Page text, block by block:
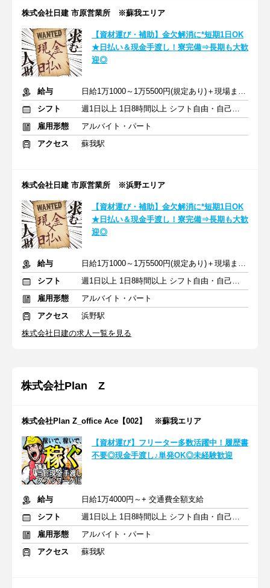
株式会社日建 市原営業所 ※蘇我エリア
【資材運び・補助】金欠解消に*短期1日OK
★日払い＆現金手渡し！寮完備⇒長期も大歓
迎◎
給与
日給1万1000～1万5500円(規定あり)＋現場までの交通費全額支給
シフト
週1日以上 1日8時間以上 シフト自由・自己申告
雇用形態
アルバイト・パート
アクセス
蘇我駅
株式会社日建 市原営業所 ※浜野エリア
【資材運び・補助】金欠解消に*短期1日OK
★日払い＆現金手渡し！寮完備⇒長期も大歓
迎◎
給与
日給1万1000～1万5500円(規定あり)＋現場までの交通費全額支給
シフト
週1日以上 1日8時間以上 シフト自由・自己申告
雇用形態
アルバイト・パート
アクセス
浜野駅
株式会社日建の求人一覧を見る
株式会社Plan Z
株式会社Plan Z_office Ace【002】 ※蘇我エリア
【資材運び】フリーター多数活躍中！履歴書
不要◎現金手渡し♪単発OK◎未経験歓迎
給与
日給1万4000円～+ 交通費全額支給
シフト
週1日以上 1日8時間以上 シフト自由・自己申告
雇用形態
アルバイト・パート
アクセス
蘇我駅